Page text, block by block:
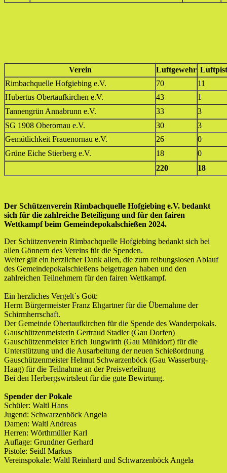
Verein Luftgewehr
Rimbachquelle Hofgiebing e.V.
70
11
Hubertus Obertaufkirchen e.V.
43
1
Tannengrün Annabrunn e.V.
33
3
SG 1908 Oberornau e.V.
30
3
Gemütlichkeit Frauenornau e.V.
26
0
Grüne Eiche Stierberg e.V.
18
0
220
18
Der Schützenverein Rimbachquelle Hofgiebing e.V. bedankt
sich für die zahlreiche Beteiligung und für den fairen
Wettkampf beim Gemeindepokalschießen 2024.
Der Schützenverein Rimbachquelle Hofgiebing bedankt sich bei
allen Gönnern des Vereins für die Spenden.
Weiter gilt ein herzlicher Dank allen, die zum reibungslosen Ablauf
des Gemeindepokalschießens beigetragen haben und den
zahlreichen Teilnehmern für den fairen Wettkampf.
Ein herzliches Vergelt´s Gott:
Herrn Bürgermeister Franz Ehgartner für die Übernahme der
Schirmherrschaft.
Der Gemeinde Obertaufkirchen für die Spende des Wanderpokals.
Gauschützenmeisterin Gertraud Stadler (Gau Dorfen)
Gauschützenmeister Erich Jungwirth (Gau Mühldorf) für die
Unterstützung und die Ausarbeitung der neuen Schießordnung
Gauschützenmeister Helmut Schwarzenböck (Gau Wasserburg-
Haag) für die Teilnahme an der Preisverleihung
Bei den Herbergswirtsleut für die gute Bewirtung.
Spender der Pokale
Schüler: Waltl Hans
Jugend: Schwarzenböck Angela
Damen: Waltl Andreas
Herren: Wörthmüller Karl
Auflage: Grundner Gerhard
Pistole: Seidl Markus
Vereinspokale: Waltl Reinhard und Schwarzenböck Angela